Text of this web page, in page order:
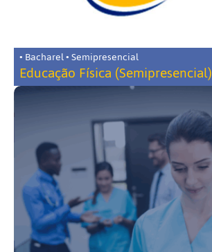
• Bacharel • Semipresencial
Educação Física (Semipresencial)